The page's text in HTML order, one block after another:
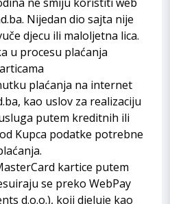
. Nijedan dio sajta nije
djecu ili maloljetna lica.
u procesu plaćanja
plaćanja na internet
, kao uslov za realizaciju
putem kreditnih ili
Kupca podatke potrebne
kartice putem
se preko WebPay
d.o.o.), koji djeluje kao